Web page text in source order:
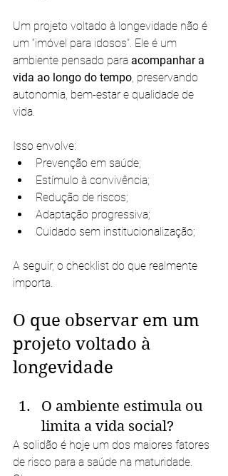
Um projeto voltado à longevidade não é
um “imóvel para idosos”. Ele é um
ambiente pensado para acompanhar a
vida ao longo do tempo, preservando
autonomia, bem-estar e qualidade de
vida.
Isso envolve:
Prevenção em saúde;
Estímulo à convivência;
Redução de riscos;
Adaptação progressiva;
Cuidado sem institucionalização;
A seguir, o checklist do que realmente
importa.
O que observar em um
projeto voltado à
longevidade
O ambiente estimula ou
limita a vida social?
A solidão é hoje um dos maiores fatores
de risco para a saúde na maturidade.